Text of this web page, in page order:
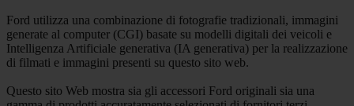
Ford utilizza una combinazione di fotografie tradizionali, immagini
generate al computer (CGI) basate su modelli digitali dei veicoli e
Intelligenza Artificiale generativa (IA generativa) per la realizzazione
di filmati e immagini presenti su questo sito web.
Questo sito Web mostra sia gli accessori Ford originali sia una